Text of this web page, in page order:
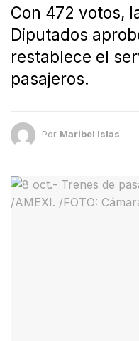
Con 472 votos,
Diputados
restablece el
pasajeros.
Por Maribel Islas